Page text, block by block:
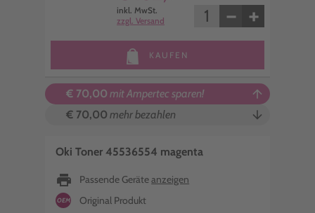
inkl. MwSt.
zzgl. Versand
− +
KAUFEN
€ 70,00 mit Ampertec sparen! arrow_upward
€ 70,00 mehr bezahlen arrow_downward
Oki Toner 45536554 magenta
print Passende Geräteanzeigen
OEM Original Produkt